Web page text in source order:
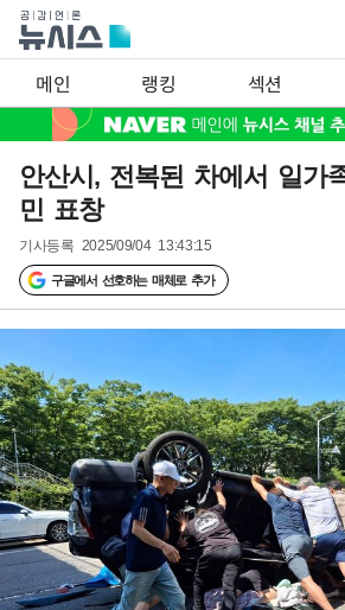
메인 랭킹 섹션
안산시, 전복된 차에서 일가
민 표창
기사등록 2025/09/04 13:43:15
구글에서 선호하는 매체로 추가